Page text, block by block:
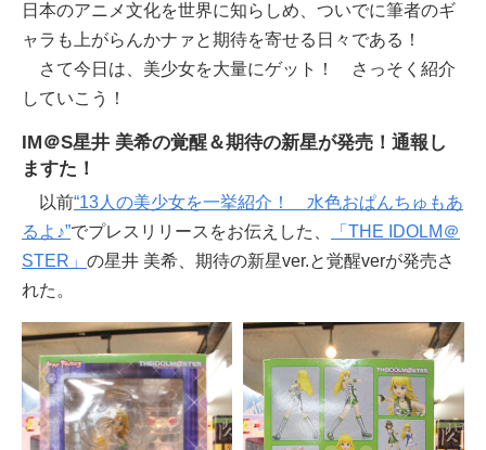
日本のアニメ文化を世界に知らしめ、ついでに筆者のギ
ャラも上がらんかナァと期待を寄せる日々である！
さて今日は、美少女を大量にゲット！ さっそく紹介
していこう！
IM＠S星井 美希の覚醒＆期待の新星が発売！通報し
ますた！
以前“13人の美少女を一挙紹介！ 水色おぱんちゅもあ
るよ♪”でプレスリリースをお伝えした、
「THE IDOLM＠
STER」 の星井 美希、期待の新星ver.と覚醒verが発売さ
れた。